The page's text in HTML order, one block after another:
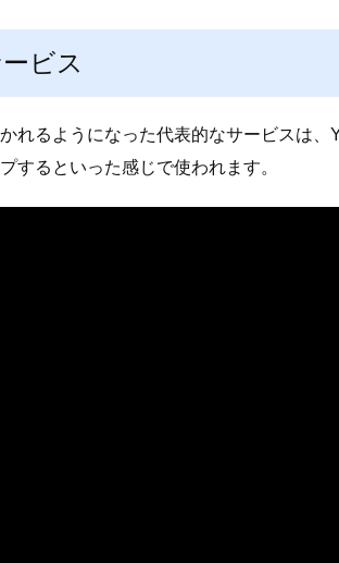
ビス
るようになった代表的なサービスは、
するといった感じで使われます。